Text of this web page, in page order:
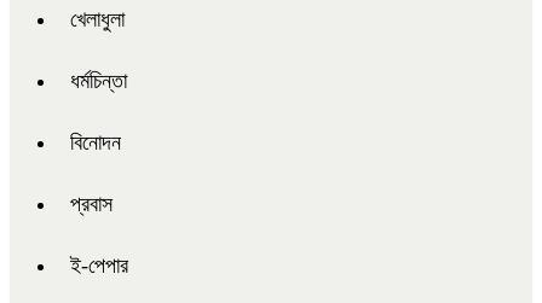
খেলাধুলা
ধর্মচিন্তা
বিনোদন
প্রবাস
ই-পেপার